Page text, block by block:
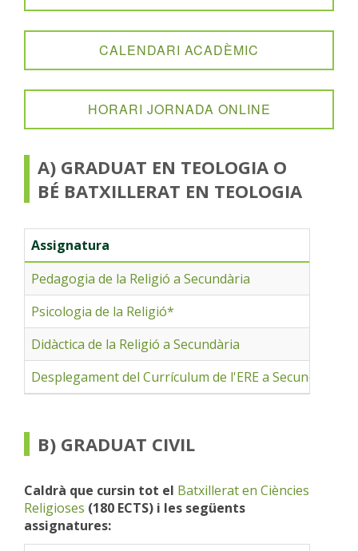
capaciten per al desenvolupament d’aquest servei
eclesial.
CALENDARI ACADÈMIC
HORARI JORNADA ONLINE
A) GRADUAT EN TEOLOGIA O
BÉ BATXILLERAT EN TEOLOGIA
Assignatura
Pedagogia de la Religió a Secundària
Psicologia de la Religió*
Didàctica de la Religió a Secundària
Desplegament del Currículum de l'ERE a Secundària
B) GRADUAT CIVIL
Caldrà que cursin tot el Batxillerat en Ciències
Religioses (180 ECTS) i les següents
assignatures: